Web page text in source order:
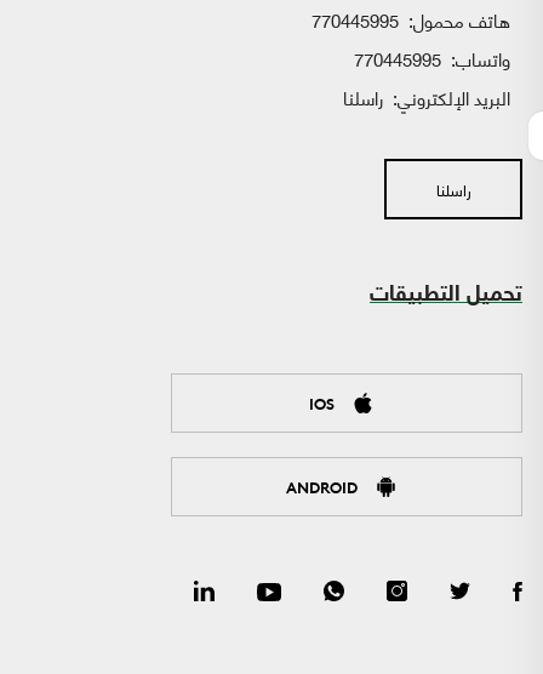
هاتف محمول: 770445995
واتساب:
البريد الإلكتروني: راسلنا
راسلنا
تحميل التطبيقات
IOS
ANDROID